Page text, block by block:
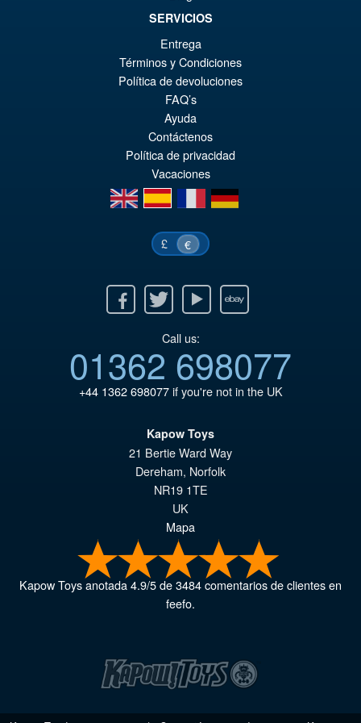
PRE ORDENA
SERVICIOS
Entrega
Términos y Condiciones
Política de devoluciones
FAQ’s
Ayuda
Contáctenos
Política de privacidad
Vacaciones
en
es fr de
£ €
Twitter Youtube Ebay
Call us:
01362 698077
+44 1362 698077if you're not in the UK
Kapow Toys
21 Bertie Ward Way
Dereham, Norfolk
NR19 1TE
UK
Mapa
Kapow Toysanotada4.9/5de3484comentarios de clientes en
feefo.